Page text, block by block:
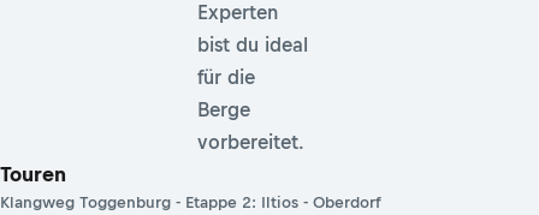
Experten
bist du ideal
für die
Berge
vorbereitet.
Touren
Klangweg Toggenburg - Etappe 2: Iltios - Oberdorf